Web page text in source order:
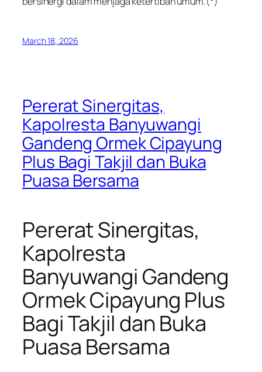
March 18, 2026
Pererat Sinergitas,
Kapolresta Banyuwangi
Gandeng Ormek Cipayung
Plus Bagi Takjil dan Buka
Puasa Bersama
Pererat Sinergitas,
Kapolresta
Banyuwangi Gandeng
Ormek Cipayung Plus
Bagi Takjil dan Buka
Puasa Bersama